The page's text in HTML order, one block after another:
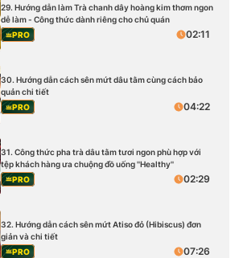
29. Hướng dẫn làm Trà chanh dây hoàng kim thơm ngon
dễ làm - Công thức dành riêng cho chủ quán
PRO
02:11
30. Hướng dẫn cách sên mứt dâu tằm cùng cách bảo
quản chi tiết
PRO
04:22
31. Công thức pha trà dâu tằm tươi ngon phù hợp với
tệp khách hàng ưa chuộng đồ uống ''Healthy''
PRO
02:29
32. Hướng dẫn cách sên mứt Atiso đỏ (Hibiscus) đơn
giản và chi tiết
PRO
07:26